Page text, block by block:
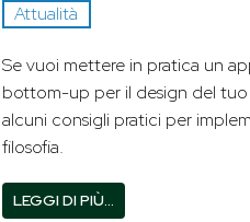
Attualità
Se vuoi mettere in pratica un
bottom-up per il design del
alcuni consigli pratici per
filosofia.
LEGGI DI PIÙ…